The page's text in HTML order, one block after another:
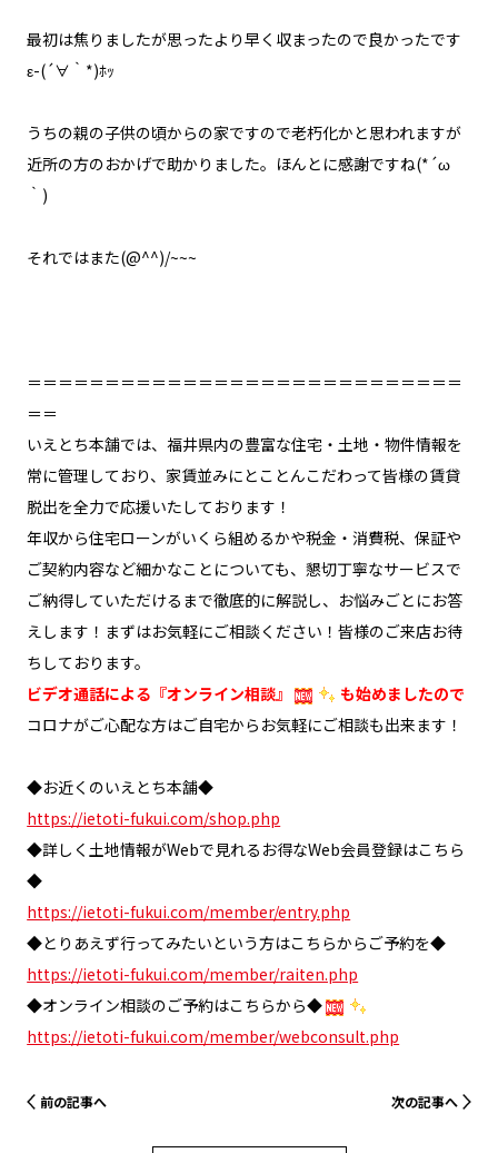
最初は焦りましたが思ったより早く収まったので良かったです
ε-(´∀｀*)ﾎｯ
うちの親の子供の頃からの家ですので老朽化かと思われますが
近所の方のおかげで助かりました。ほんとに感謝ですね(*´ω
｀)
それではまた(@^^)/~~~
＝＝＝＝＝＝＝＝＝＝＝＝＝＝＝＝＝＝＝＝＝＝＝＝＝＝＝＝
＝＝
いえとち本舗では、福井県内の豊富な住宅・土地・物件情報を
常に管理しており、家賃並みにとことんこだわって皆様の賃貸
脱出を全力で応援いたしております！
年収から住宅ローンがいくら組めるかや税金・消費税、保証や
ご契約内容など細かなことについても、懇切丁寧なサービスで
ご納得していただけるまで徹底的に解説し、お悩みごとにお答
えします！まずはお気軽にご相談ください！皆様のご来店お待
ちしております。
ビデオ通話による『オンライン相談』
も始めましたので
コロナがご心配な方はご自宅からお気軽にご相談も出来ます！
◆お近くのいえとち本舗◆
https://ietoti-fukui.com/shop.php
◆詳しく土地情報がWebで見れるお得なWeb会員登録はこちら
◆
https://ietoti-fukui.com/member/entry.php
◆とりあえず行ってみたいという方はこちらからご予約を◆
https://ietoti-fukui.com/member/raiten.php
◆オンライン相談のご予約はこちらから◆
https://ietoti-fukui.com/member/webconsult.php
前の記事へ 次の記事へ